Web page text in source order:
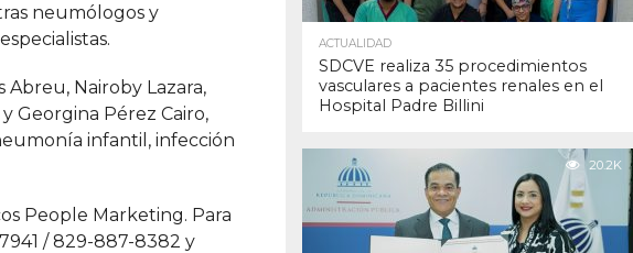
neumólogos y
Nairoby Lazara,
Georgina Pérez Cairo,
infantil, infección
People Marketing. Para
/ 829-887-8382 y
ACTUALIDAD
SDCVE realiza 35 procedimientos
vasculares a pacientes renales en el
Hospital Padre Billini
20.2K